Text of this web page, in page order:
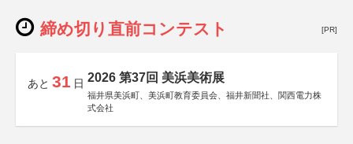
締め切り直前コンテスト [PR]
あと 31 日 2026 第37回 美浜美術展
福井県美浜町、美浜町教育委員会、福井新聞社、関西電力株
式会社